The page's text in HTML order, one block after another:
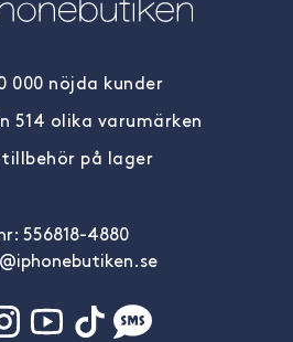
000 nöjda kunder
514 olika varumärken
tillbehör på lager
556818-4880